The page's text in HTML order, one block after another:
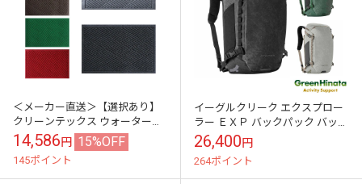
＜メーカー直送＞【選択あり】
クリーンテックス ウォーターホ
ースT ダイヤモンド 吸水 速乾 マ
ット / 3サイズ ライトグレー
ダ...
14,586円 15%OFF
145ポイント
イーグルクリーク エクスプロー
ラー ＥＸＰ バックパック バック
リュック 正規品
26,400円
264ポイント